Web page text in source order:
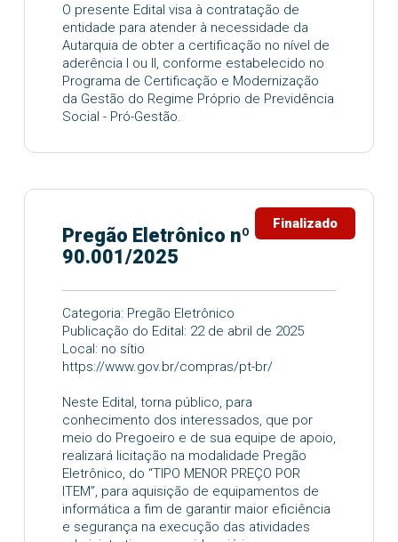
O presente Edital visa à contratação de
entidade para atender à necessidade da
Autarquia de obter a certificação no nível de
aderência I ou II, conforme estabelecido no
Programa de Certificação e Modernização
da Gestão do Regime Próprio de Previdência
Social - Pró-Gestão.
Pregão Eletrônico nº
90.001/2025
Categoria: Pregão Eletrônico
Publicação do Edital: 22 de abril de 2025
Local: no sítio
https://www.gov.br/compras/pt-br/
Neste Edital, torna público, para
conhecimento dos interessados, que por
meio do Pregoeiro e de sua equipe de apoio,
realizará licitação na modalidade Pregão
Eletrônico, do “TIPO MENOR PREÇO POR
ITEM”, para aquisição de equipamentos de
informática a fim de garantir maior eficiência
e segurança na execução das atividades
Finalizado